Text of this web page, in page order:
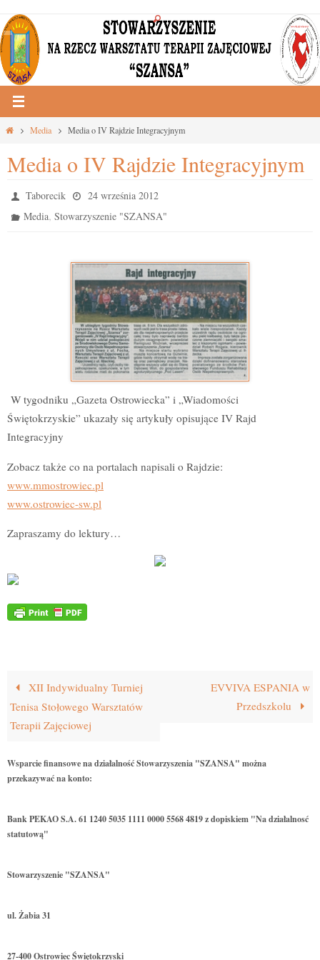
Przejdź
do
treści
StronaMedia Media o IV Rajdzie Integracyjnym
Media o IV Rajdzie Integracyjnym
Taborecik
24 września 2012
Media,Stowarzyszenie "SZANSA"
W tygodniku „Gazeta Ostrowiecka” i „Wiadomości
Świętokrzyskie” ukazały się artykuły opisujące IV Rajd
Integracyjny
Zobacz także co na portalach napisali o Rajdzie:
www.mmostrowiec.pl
www.ostrowiec-sw.pl
Zapraszamy do lektury…
XII Indywidualny Turniej
Tenisa Stołowego Warsztatów
Terapii Zajęciowej
EVVIVA ESPANIA w
Przedszkolu
Wsparcie finansowe na działalność Stowarzyszenia "SZANSA" można
przekazywać na konto:
Bank PEKAO S.A. 61 1240 5035 1111 0000 5568 4819 z dopiskiem "Na działalnosć
statutową"
Stowarzyszenie "SZANSA"
ul. Żabia 31
27-400 Ostrowiec Świętokrzyski